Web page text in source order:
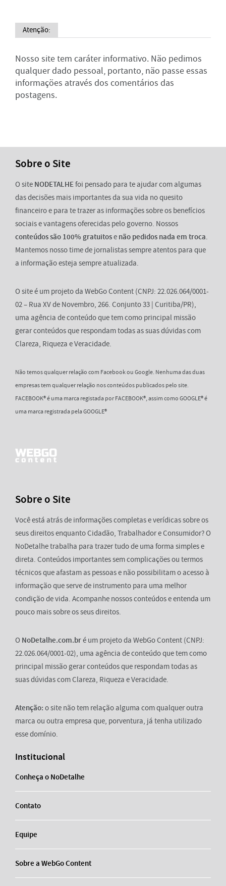
Atenção:
Nosso site tem caráter informativo. Não pedimos
qualquer dado pessoal, portanto, não passe essas
informações através dos comentários das
postagens.
Sobre o Site
O site NODETALHEfoi pensado para te ajudar com algumas
das decisões mais importantes da sua vida no quesito
financeiro e para te trazer as informações sobre os benefícios
sociais e vantagens oferecidas pelo governo. Nossos
conteúdos são 100% gratuitose não pedidos nada em troca.
Mantemos nosso time de jornalistas sempre atentos para que
a informação esteja sempre atualizada.
O site é um projeto da WebGo Content (CNPJ: 22.026.064/0001-
02 – Rua XV de Novembro, 266. Conjunto 33 | Curitiba/PR),
uma agência de conteúdo que tem como principal missão
gerar conteúdos que respondam todas as suas dúvidas com
Clareza, Riqueza e Veracidade.
Não temos qualquer relação com Facebook ou Google. Nenhuma das duas
empresas tem qualquer relação nos conteúdos publicados pelo site.
FACEBOOK® é uma marca registada por FACEBOOK®, assim como GOOGLE® é
uma marca registrada pela GOOGLE®
Sobre o Site
Você está atrás de informações completas e verídicas sobre os
seus direitos enquanto Cidadão, Trabalhador e Consumidor? O
NoDetalhe trabalha para trazer tudo de uma forma simples e
direta. Conteúdos importantes sem complicações ou termos
técnicos que afastam as pessoas e não possibilitam o acesso à
informação que serve de instrumento para uma melhor
condição de vida. Acompanhe nossos conteúdos e entenda um
pouco mais sobre os seus direitos.
O NoDetalhe.com.bré um projeto da WebGo Content (CNPJ:
22.026.064/0001-02), uma agência de conteúdo que tem como
principal missão gerar conteúdos que respondam todas as
suas dúvidas com Clareza, Riqueza e Veracidade.
Atenção: o site não tem relação alguma com qualquer outra
marca ou outra empresa que, porventura, já tenha utilizado
esse domínio.
Institucional
Conheça o NoDetalhe
Contato
Equipe
Sobre a WebGo Content